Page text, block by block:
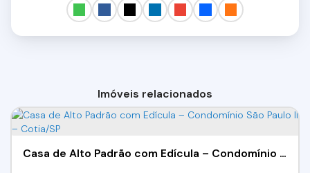
Imóveis relacionados
Casa de Alto Padrão com Edícula – Condomínio São Paulo II – Cotia/SP